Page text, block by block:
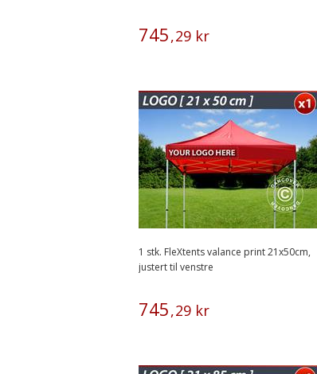
745,29 kr
1 stk. FleXtents valance print 21x50cm,
justert til venstre
745,29 kr